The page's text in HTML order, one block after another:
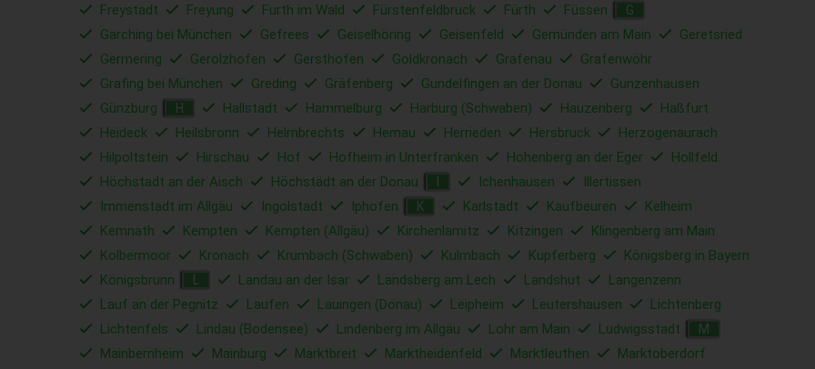
Freystadt
Freyung Furth im Wald Fürstenfeldbruck Fürth Füssen G
Garching bei München Gefrees Geiselhöring Geisenfeld Gemünden am Main
Geretsried
Germering
Gerolzhofen Gersthofen Goldkronach Grafenau
Grafenwöhr
Grafing bei München
Greding Gräfenberg Gundelfingen an der Donau
Gunzenhausen
Günzburg
H Hallstadt Hammelburg Harburg (Schwaben) Hauzenberg
Haßfurt
Heideck
Heilsbronn Helmbrechts Hemau Herrieden Hersbruck
Herzogenaurach
Hilpoltstein
Hirschau Hof Hofheim in Unterfranken Hohenberg an der Eger
Hollfeld
Höchstadt an der Aisch
Höchstädt an der Donau Ichenhausen
Illertissen
Immenstadt im Allgäu
Ingolstadt Iphofen K Karlstadt Kaufbeuren
Kelheim
Kemnath
Kempten Kempten (Allgäu) Kirchenlamitz Kitzingen
Klingenberg am Main
Kolbermoor
Kronach Krumbach (Schwaben) Kulmbach Kupferberg
Königsberg in Bayern
Königsbrunn
Landau an der Isar Landsberg am Lech Landshut
Langenzenn
Lauf an der Pegnitz
Laufen Lauingen (Donau) Leipheim Leutershausen
Lichtenberg
Lichtenfels
Lindau (Bodensee) Lindenberg im Allgäu Lohr am Main Ludwigsstadt M
Mainbernheim Mainburg Marktbreit Marktheidenfeld Marktleuthen
Marktoberdorf